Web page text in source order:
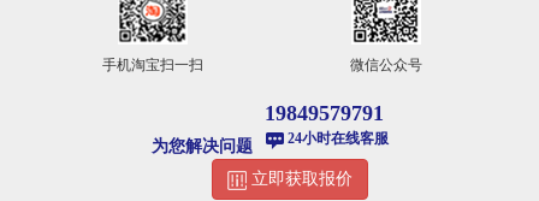
手机淘宝扫一扫 微信公众号
为您解决问题
19849579791
24小时在线客服
立即获取报价